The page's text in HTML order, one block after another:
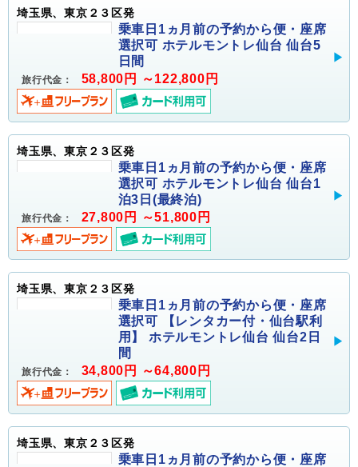
埼玉県、東京２３区発
乗車日1ヵ月前の予約から便・座席
選択可 ホテルモントレ仙台 仙台5
日間
旅行代金： 58,800円 ～122,800円
埼玉県、東京２３区発
乗車日1ヵ月前の予約から便・座席
選択可 ホテルモントレ仙台 仙台1
泊3日(最終泊)
旅行代金： 27,800円 ～51,800円
埼玉県、東京２３区発
乗車日1ヵ月前の予約から便・座席
選択可 【レンタカー付・仙台駅利
用】 ホテルモントレ仙台 仙台2日
間
旅行代金： 34,800円 ～64,800円
埼玉県、東京２３区発
乗車日1ヵ月前の予約から便・座席